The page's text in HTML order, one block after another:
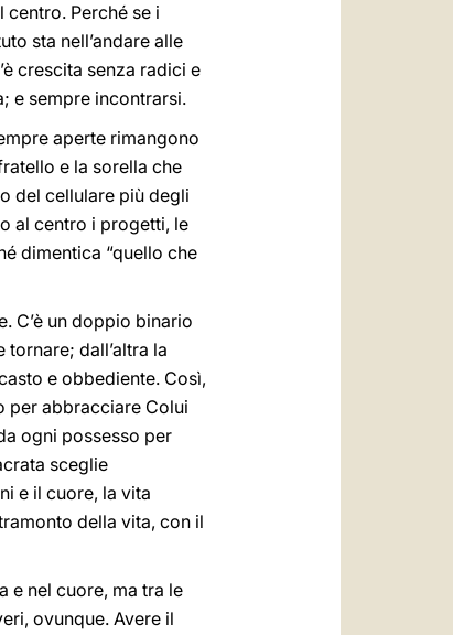
Perché se i
sta nell’andare alle
crescita senza radici e
e sempre incontrarsi.
aperte rimangono
e la sorella che
del cellulare più degli
al centro i progetti, le
dimentica “quello che
C’è un doppio binario
dall’altra la
e obbediente. Così,
per abbracciare Colui
ogni possesso per
sceglie
e il cuore, la vita
della vita, con il
e nel cuore, ma tra le
ovunque. Avere il